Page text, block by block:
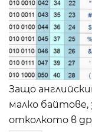
Защо
малко
отколкото в